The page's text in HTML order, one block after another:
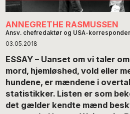
ANNEGRETHE RASMUSSEN
Ansv. chefredaktør og USA-
03.05.2018
ESSAY – Uanset om vi taler
mord, hjemløshed, vold eller
hundene, er mændene i
statistikker. Listen er som
det gælder kendte mænd